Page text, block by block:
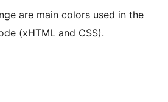
are main colors used in the
(xHTML and CSS).